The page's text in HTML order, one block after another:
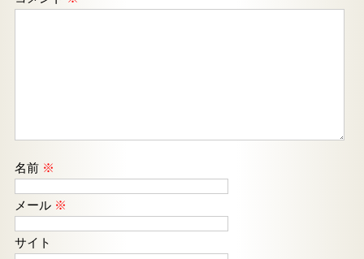
名前 ※
メール ※
サイト